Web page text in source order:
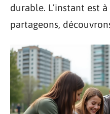
durable. L’instant est
partageons,